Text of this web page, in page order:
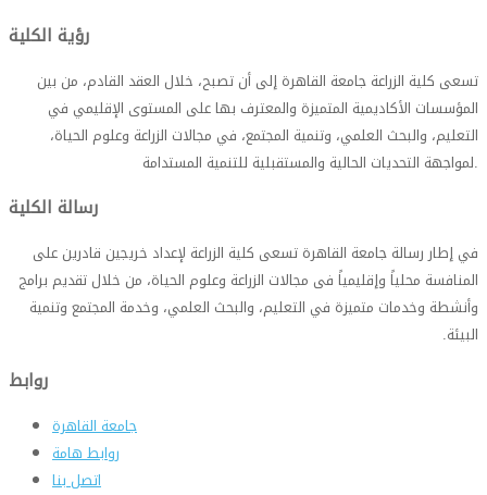
رؤية الكلية
تسعى كلية الزراعة جامعة القاهرة إلى أن تصبح، خلال العقد القادم، من بين
المؤسسات الأكاديمية المتميزة والمعترف بها على المستوى الإقليمي في
التعليم، والبحث العلمي، وتنمية المجتمع، في مجالات الزراعة وعلوم الحياة،
لمواجهة التحديات الحالية والمستقبلية للتنمية المستدامة.
في إطار رسالة جامعة القاهرة تسعى كلية الزراعة لإعداد خريجين قادرين على
المنافسة محلياً وإقليمياً فى مجالات الزراعة وعلوم الحياة، من خلال تقديم برامج
وأنشطة وخدمات متميزة في التعليم، والبحث العلمي، وخدمة المجتمع وتنمية
البيئة.
روابط
جامعة القاهرة
روابط هامة
اتصل بنا